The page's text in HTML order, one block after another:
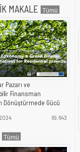
MAKALE
Pazarı ve
Finansman
Dönüştürmede Gücü
69.643